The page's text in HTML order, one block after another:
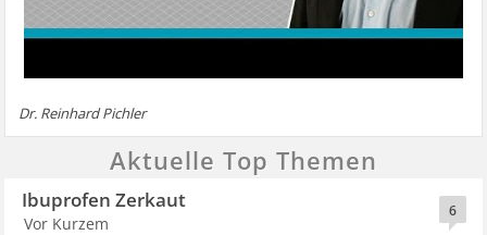
Dr. Reinhard Pichler
Aktuelle Top Themen
6
Ibuprofen Zerkaut
Vor Kurzem